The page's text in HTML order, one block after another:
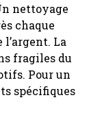
nettoyage
chaque
La
fragiles du
Pour un
spécifiques